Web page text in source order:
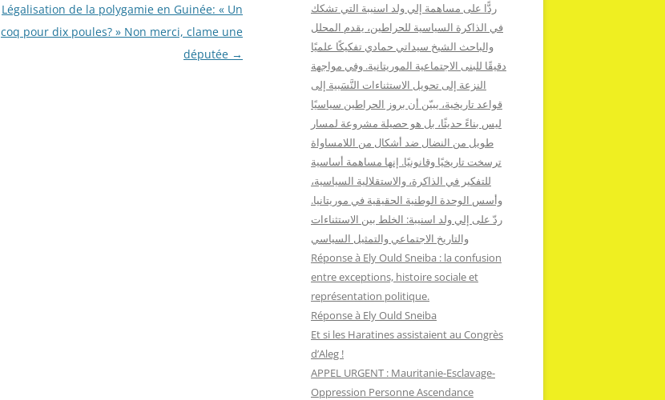
Légalisation de la polygamie en Guinée: « Un
coq pour dix poules? » Non merci, clame une
députée →
ردًّا على مساهمة إلي ولد اسنيبة التي تشكك
في الذاكرة السياسية للحراطين، يقدم المحلل
والباحث الشيخ سيداتي حمادي تفكيكًا علميًا
دقيقًا للبنى الاجتماعية الموريتانية. وفي مواجهة
النزعة إلى تحويل الاستثناءات النَّسَبية إلى
قواعد تاريخية، يبيّن أن بروز الحراطين سياسيًا
ليس بناءً حديثًا، بل هو حصيلة مشروعة لمسار
طويل من النضال ضد أشكال من اللامساواة
ترسخت تاريخيًا وقانونيًا. إنها مساهمة أساسية
للتفكير في الذاكرة، والاستقلالية السياسية،
وأسس الوحدة الوطنية الحقيقية في موريتانيا.
ردّ على إلي ولد اسنيبة: الخلط بين الاستثناءات
والتاريخ الاجتماعي والتمثيل السياسي
Réponse à Ely Ould Sneiba : la confusion
entre exceptions, histoire sociale et
représentation politique.
Réponse à Ely Ould Sneiba
Et si les Haratines assistaient au Congrès
d’Aleg !
APPEL URGENT : Mauritanie-Esclavage-
Oppression Personne Ascendance